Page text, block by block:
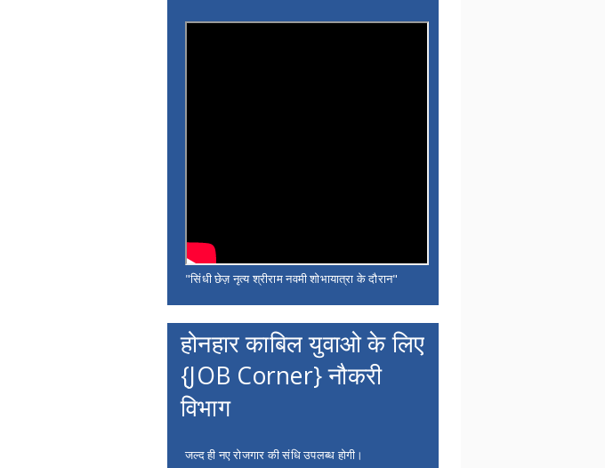
"सिंधी छेज़ नृत्य श्रीराम नवमी शोभायात्रा के दौरान"
होनहार काबिल युवाओ के लिए
{JOB Corner} नौकरी
विभाग
जल्द ही नए रोजगार की संधि उपलब्ध होगी।